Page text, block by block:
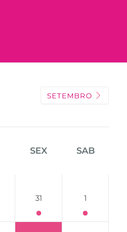
SETEMBRO
SEX SAB
31 1